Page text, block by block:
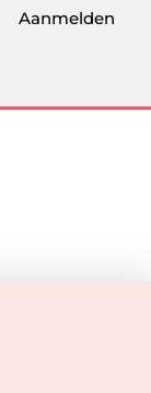
Aanmelden